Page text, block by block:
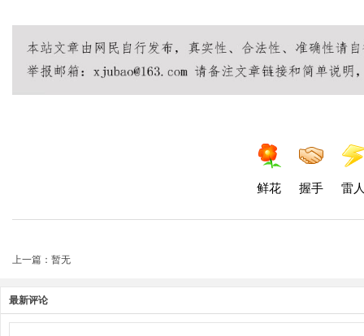
鲜花 握手 雷
上一篇：暂无
最新评论